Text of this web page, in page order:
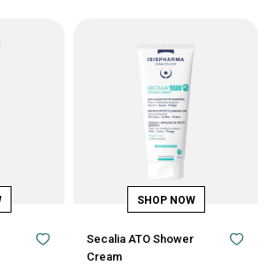
Secalia ATO Shower
Cream